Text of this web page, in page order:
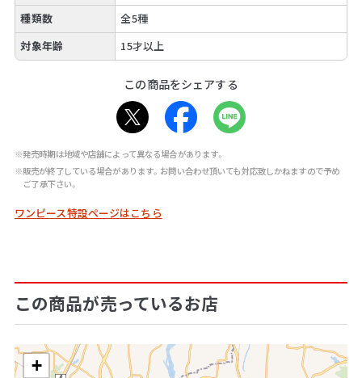
種類数
全5種
対象年齢
15才以上
この商品をシェアする
※発売時期は地域や店舗によって異なる場合があります。
※販売が終了している場合があります。お問い合わせ頂いても対応致しかねますので予め
ご了承下さい。
ワンピース特設ページはこちら
この商品が売っているお店
+